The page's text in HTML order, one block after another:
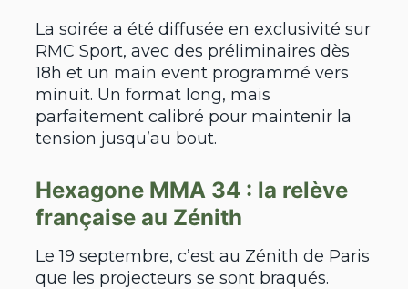
La soirée a été diffusée en exclusivité sur
RMC Sport, avec des préliminaires dès
18h et un main event programmé vers
minuit. Un format long, mais
parfaitement calibré pour maintenir la
tension jusqu’au bout.
Hexagone MMA 34 : la relève
française au Zénith
Le 19 septembre, c’est au Zénith de Paris
que les projecteurs se sont braqués.